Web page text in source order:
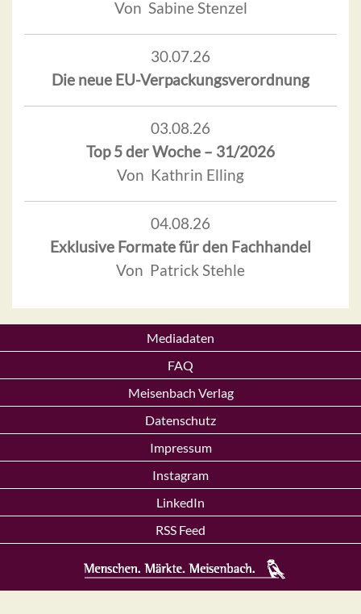
Von Sabine Stenzel
30.07.26
Die neue EU-Verpackungsverordnung
03.08.26
Top 5 der Woche – 31/2026
Von Kathrin Elling
04.08.26
Exklusive Formate für den Fachhandel
Von Patrick Stehle
Mediadaten
FAQ
Meisenbach Verlag
Datenschutz
Impressum
Instagram
LinkedIn
RSS Feed